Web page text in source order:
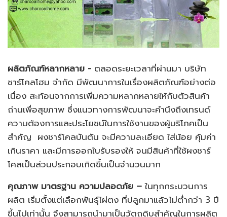
ผลิตภัณฑ์หลากหลาย - ตลอดระยะเวลาที่ผ่านมา บริษัท
ชาร์โคลโฮม จำกัด มีพัฒนาการในเรื่องผลิตภัณฑ์อย่างต่อ
เนื่อง สะท้อนจากการเพิ่มความหลากหลายให้กับตัวสินค้า
ถ่านเพื่อสุขภาพ ซึ่งแนวทางการพัฒนาจะคำนึงถึงเทรนด์
ความต้องการและประโยชน์ในการใช้งานของผู้บริโภคเป็น
สำคัญ ผงชาร์โคลบันตัน จะมีความละเอียด ใส่น้อย คุ้มค่า
เกินราคา และมีการออกใบรับรองให้ จนมีสินค้าที่ใช้ผงชาร์
โคลเป็นส่วนประกอบเกิดขึ้นเป็นจำนวนมาก
คุณภาพ มาตรฐาน ความปลอดภัย –ในทุกกระบวนการ
ผลิต เริ่มตั้งแต่เลือกพันธุ์ไผ่ตง ที่ปลูกมาแล้วไม่ต่ำกว่า 3 ปี
ขี้นไปเท่านั้น จึงสามารถนำมาเป็นวัตถุดิบสำคัญในการผลิต